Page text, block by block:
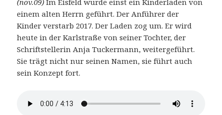
einem alten Herrn geführt. Der Anführer der
Kinder verstarb 2017. Der Laden zog um. Er wird
heute in der Karlstraße von seiner Tochter, der
Schriftstellerin Anja Tuckermann, weitergeführt.
Sie trägt nicht nur seinen Namen, sie führt auch
sein Konzept fort.